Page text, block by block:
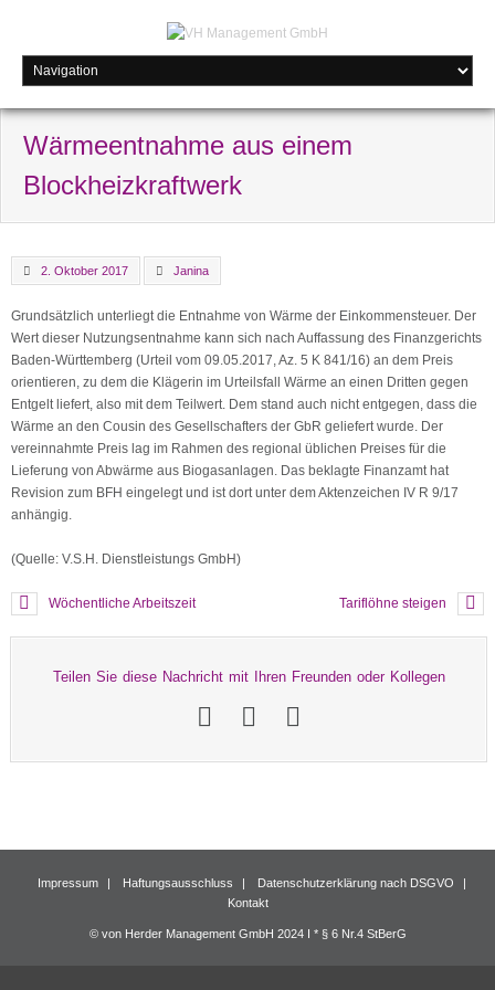
Wärmeentnahme aus einem
Blockheizkraftwerk
2. Oktober 2017 Janina
Grundsätzlich unterliegt die Entnahme von Wärme der Einkommensteuer. Der
Wert dieser Nutzungsentnahme kann sich nach Auffassung des Finanzgerichts
Baden-Württemberg (Urteil vom 09.05.2017, Az. 5 K 841/16) an dem Preis
orientieren, zu dem die Klägerin im Urteilsfall Wärme an einen Dritten gegen
Entgelt liefert, also mit dem Teilwert. Dem stand auch nicht entgegen, dass die
Wärme an den Cousin des Gesellschafters der GbR geliefert wurde. Der
vereinnahmte Preis lag im Rahmen des regional üblichen Preises für die
Lieferung von Abwärme aus Biogasanlagen. Das beklagte Finanzamt hat
Revision zum BFH eingelegt und ist dort unter dem Aktenzeichen IV R 9/17
anhängig.
(Quelle: V.S.H. Dienstleistungs GmbH)
Wöchentliche Arbeitszeit Tariflöhne steigen
Teilen Sie diese Nachricht mit Ihren Freunden oder Kollegen
Impressum Haftungsausschluss
Datenschutzerklärung nach DSGVO
Kontakt
© von Herder Management GmbH 2024 I * § 6 Nr.4 StBerG